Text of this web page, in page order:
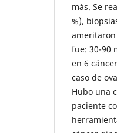
más. Se
%),
fue: 30-90
en 6
caso de
Hubo una
paciente